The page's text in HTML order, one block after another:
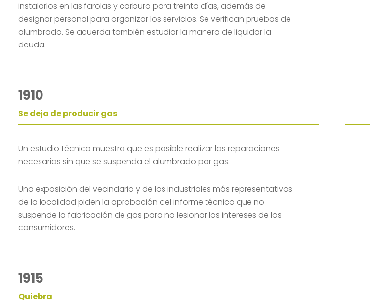
instalarlos en las farolas y carburo para treinta días, además de
designar personal para organizar los servicios. Se verifican pruebas de
alumbrado. Se acuerda también estudiar la manera de liquidar la
deuda.
1910
Se deja de producir gas
Un estudio técnico muestra que es posible realizar las reparaciones
necesarias sin que se suspenda el alumbrado por gas.
Una exposición del vecindario y de los industriales más representativos
de la localidad piden la aprobación del informe técnico que no
suspende la fabricación de gas para no lesionar los intereses de los
consumidores.
1915
Quiebra